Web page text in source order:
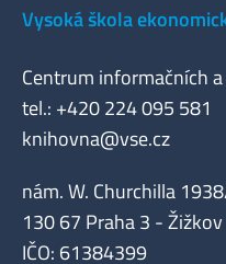
Vysoká škola
Centrum informačních
tel.: +420 224 095 581
knihovna@vse.cz
nám. W. Churchilla
130 67 Praha 3 - Žižkov
IČO: 61384399